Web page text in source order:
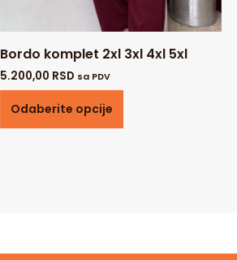
Bordo komplet 2xl 3xl 4xl 5xl
5.200,00 RSD sa PDV
Odaberite opcije